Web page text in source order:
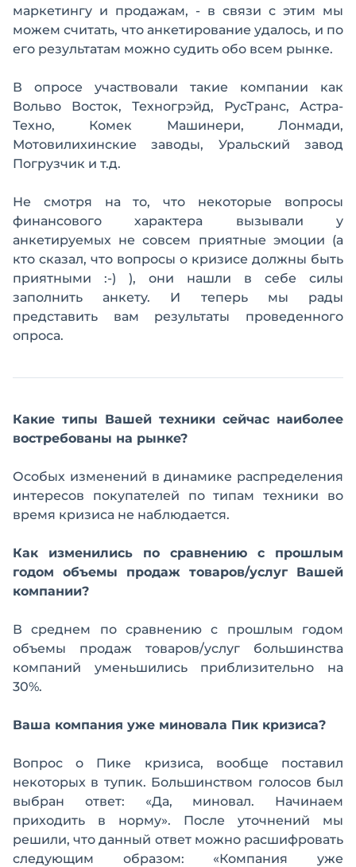
маркетингу и продажам, - в связи с этим мы
можем считать, что анкетирование удалось, и по
его результатам можно судить обо всем рынке.
В опросе участвовали такие компании как
Вольво Восток, Техногрэйд, РусТранс, Астра-
Техно, Комек Машинери, Лонмади,
Мотовилихинские заводы, Уральский завод
Погрузчик и т.д.
Не смотря на то, что некоторые вопросы
финансового характера вызывали у
анкетируемых не совсем приятные эмоции (а
кто сказал, что вопросы о кризисе должны быть
приятными :-) ), они нашли в себе силы
заполнить анкету. И теперь мы рады
представить вам результаты проведенного
опроса.
Какие типы Вашей техники сейчас наиболее
востребованы на рынке?
Особых изменений в динамике распределения
интересов покупателей по типам техники во
время кризиса не наблюдается.
Как изменились по сравнению с прошлым
годом объемы продаж товаров/услуг Вашей
компании?
В среднем по сравнению с прошлым годом
объемы продаж товаров/услуг большинства
компаний уменьшились приблизительно на
30%.
Ваша компания уже миновала Пик кризиса?
Вопрос о Пике кризиса, вообще поставил
некоторых в тупик. Большинством голосов был
выбран ответ: «Да, миновал. Начинаем
приходить в норму». После уточнений мы
решили, что данный ответ можно расшифровать
следующим образом: «Компания уже